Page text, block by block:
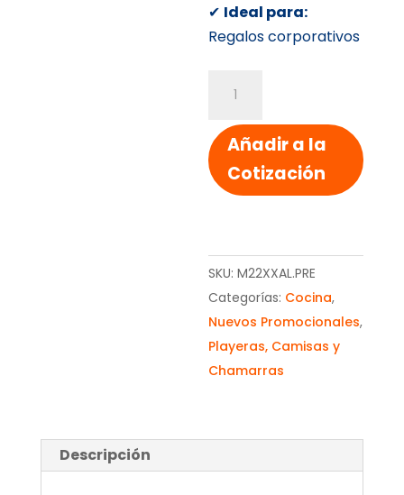
✔ Ideal para:
Regalos corporativos
LONETA
cantidad
Añadir a la
Cotización
SKU:M22XXAL.PRE
Categorías: Cocina,
Nuevos Promocionales,
Playeras, Camisas y
Chamarras
Descripción